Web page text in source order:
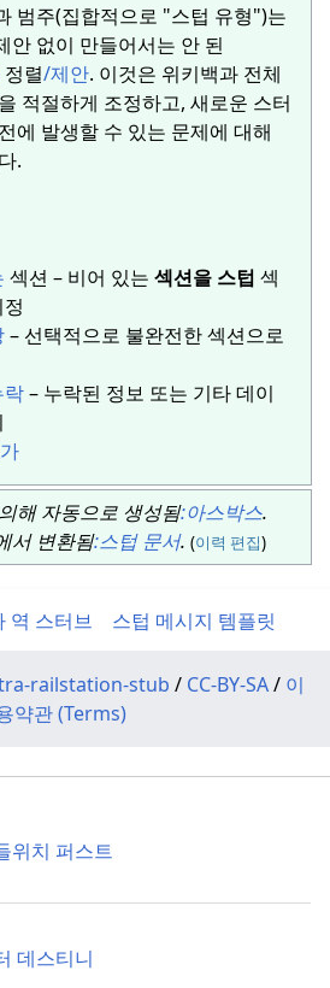
범주(집합적으로 "스텁 유형")는
안 없이 만들어서는 안 된
정렬/제안. 이것은 위키백과 전체
적절하게 조정하고, 새로운 스터
에 발생할 수 있는 문제에 대해
.
섹션 – 비어 있는 섹션을 스텁 섹
– 선택적으로 불완전한 섹션으로
– 누락된 정보 또는 기타 데이
해 자동으로 생성됨:아스박스.
서 변환됨:스텁 문서. (이력 편집)
역 스터브 스텁 메시지 템플릿
railstation-stub / CC-BY-SA/ 이
약관 (Terms)
위치 퍼스트
데스티니